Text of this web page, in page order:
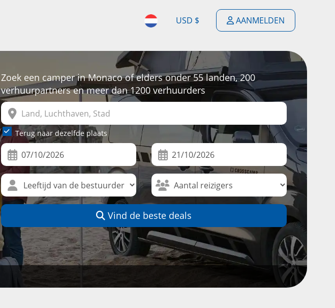
ENGLISH
ESPAÑOL
DEUTSCH
PORTUGUÊS
NEDERLANDSE
ITALIANO
USD $
$
$
£
F
$
R
AANMELDEN
Zoek een camper in Monaco of elders onder 55 landen, 200
verhuurpartners en meer dan 1200 verhuurders
Terug naar dezelfde plaats
Vind de beste deals